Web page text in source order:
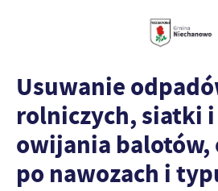
Usuwanie
rolniczych, siatki
owijania balotów,
po nawozach i